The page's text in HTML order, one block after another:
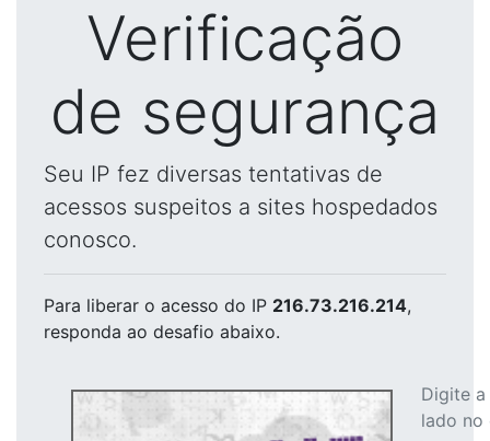
Verificação
de segurança
Seu IP fez diversas tentativas de
acessos suspeitos a sites hospedados
conosco.
Para liberar o acesso do IP 216.73.216.214,
responda ao desafio abaixo.
Digite
lado no